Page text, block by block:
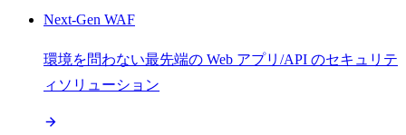
Next-Gen WAF
環境を問わない最先端の Web アプリ/API のセキュリテ
ィソリューション